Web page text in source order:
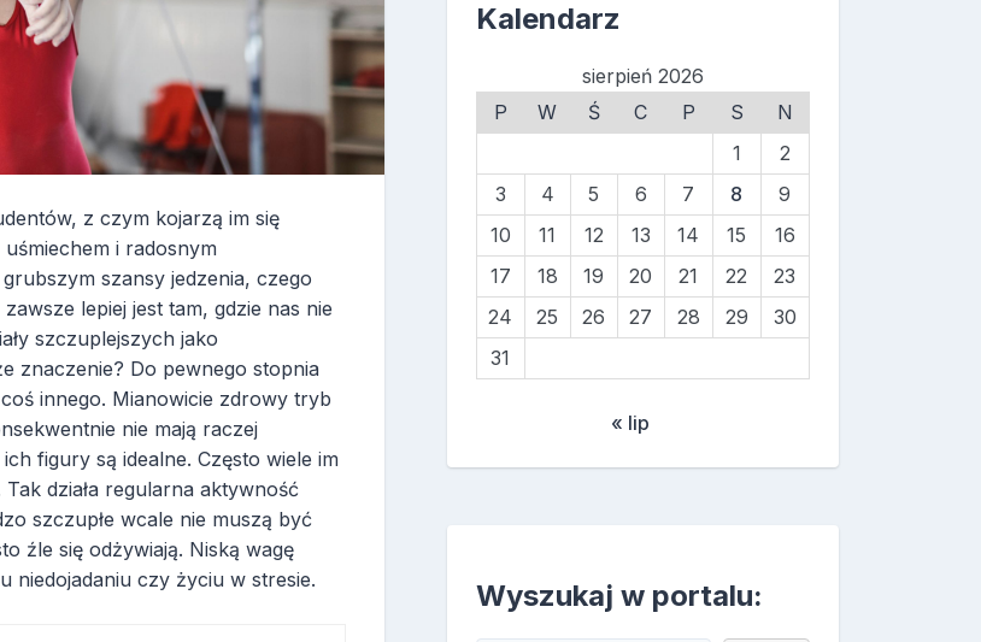
z czym kojarzą im się
i radosnym
szansy jedzenia, czego
lepiej jest tam, gdzie nas nie
szczuplejszych jako
znaczenie? Do pewnego stopnia
innego. Mianowicie zdrowy tryb
nie mają raczej
figury są idealne. Często wiele im
działa regularna aktywność
szczupłe wcale nie muszą być
źle się odżywiają. Niską wagę
niedojadaniu czy życiu w stresie.
Kalendarz
sierpień 2026
P
W Ś C P S
N
1
2
3
4 5 6 7 8
9
10
11 12 13 14 15
16
17
18 19 20 21 22
23
24
25 26 27 28 29
30
31
« lip
Wyszukaj w portalu: